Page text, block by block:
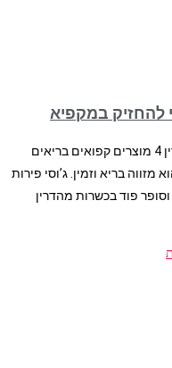
ג’וסי פירות קפואים, מוצרים בריאים למהדרין 4 מוצרים קפואים בריאים
בריא וזמין. ג’וסי פירות
פוד בכשרות מהדרין